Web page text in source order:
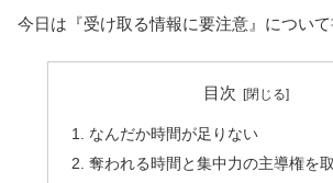
今日は『受け取る情報に要注意』について
目次
なんだか時間が足りない
奪われる時間と集中力の主導権を